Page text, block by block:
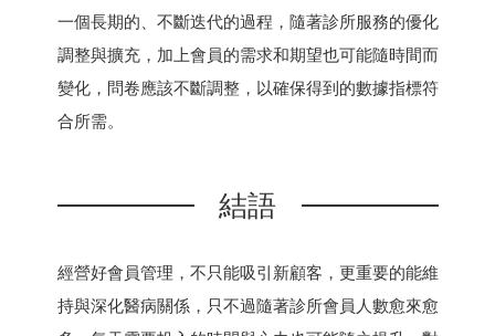
一個長期的、不斷迭代的過程，隨著診所服務的優化
調整與擴充，加上會員的需求和期望也可能隨時間而
變化，問卷應該不斷調整，以確保得到的數據指標符
合所需。
結語
經營好會員管理，不只能吸引新顧客，更重要的能維
持與深化醫病關係，只不過隨著診所會員人數愈來愈